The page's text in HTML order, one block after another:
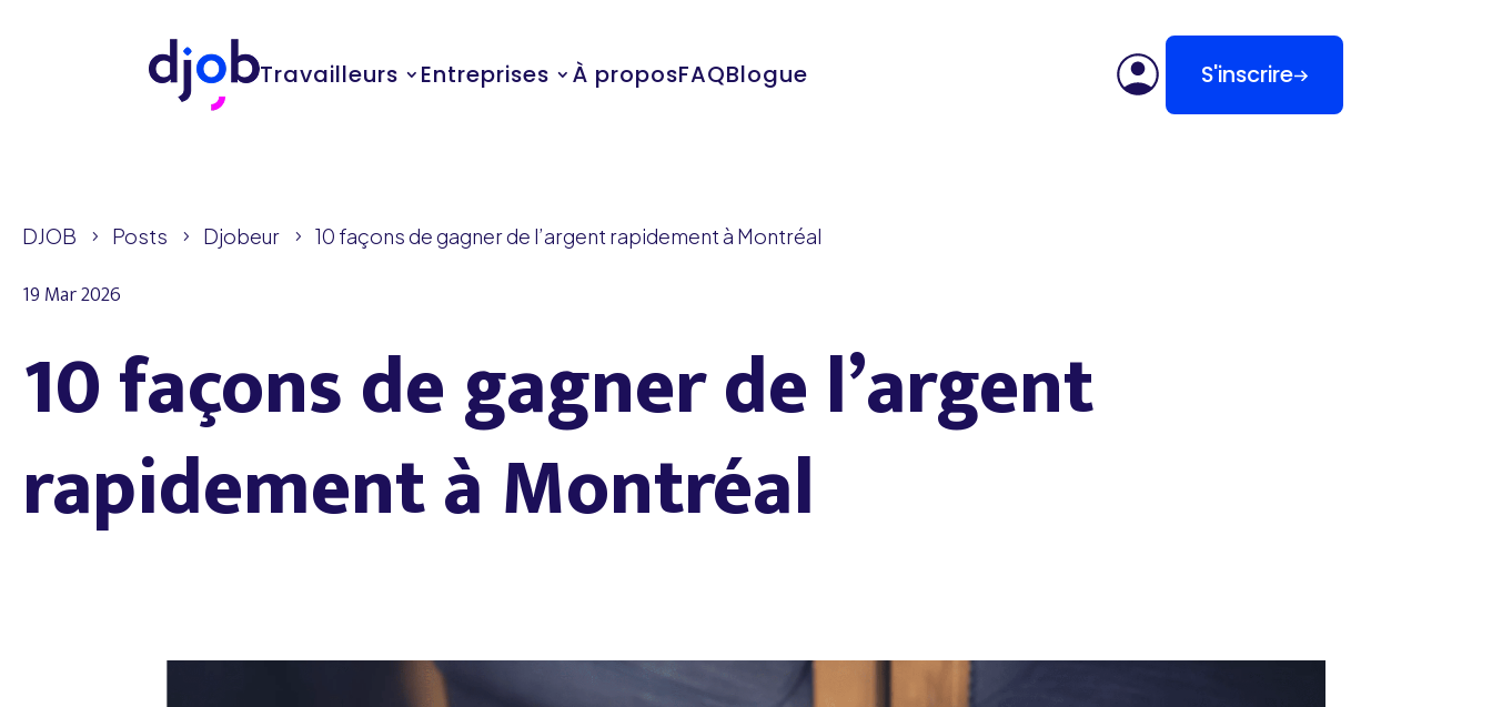
Travailleurs Entreprises À proposFAQBlogue S'inscrire
DJOB 5 Posts 5 Djobeur 5 10 façons de gagner de l’argent rapidement à Montréal
19 Mar 2026
10 façons de gagner de l’argent
rapidement à Montréal